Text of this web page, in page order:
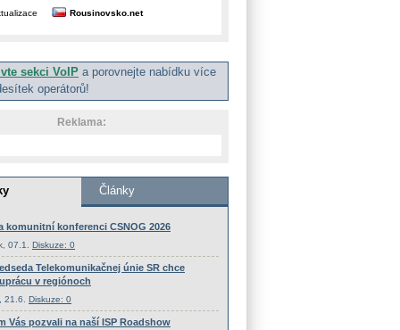
Rousinovsko.net
sekci VoIP a porovnejte nabídku více
operátorů!
Reklama: